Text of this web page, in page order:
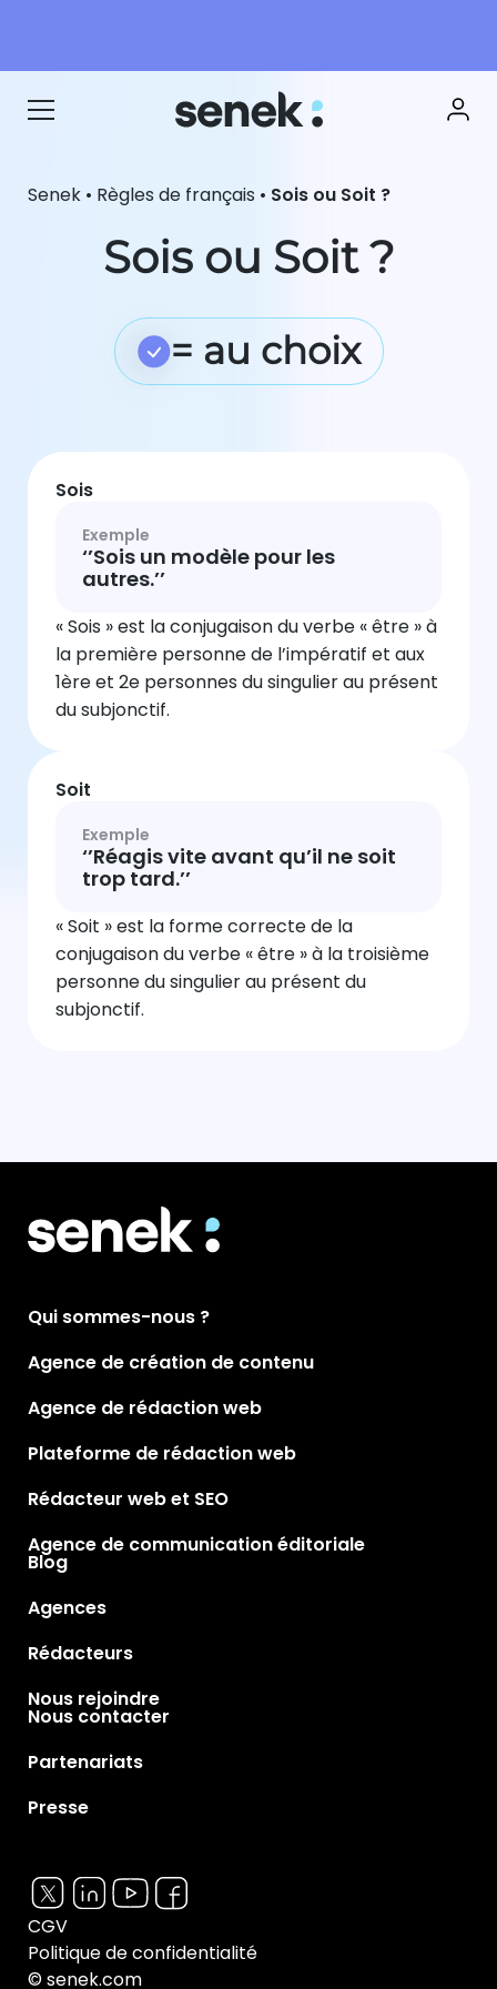
Senek • Règles de français • Sois ou Soit ?
Sois ou Soit ?
= au choix
Sois
Exemple
‘’Sois un modèle pour les
autres.’’
« Sois » est la conjugaison du verbe « être » à
la première personne de l’impératif et aux
1ère et 2e personnes du singulier au présent
du subjonctif.
Soit
Exemple
‘’Réagis vite avant qu’il ne soit
trop tard.’’
« Soit » est la forme correcte de la
conjugaison du verbe « être » à la troisième
personne du singulier au présent du
subjonctif.
Qui sommes-nous ?
Agence de création de contenu
Agence de rédaction web
Plateforme de rédaction web
Rédacteur web et SEO
Agence de communication éditoriale
Blog
Agences
Rédacteurs
Nous rejoindre
Nous contacter
Partenariats
Presse
© senek.com
Politique de confidentialité
CGV